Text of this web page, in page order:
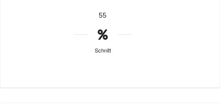
55
Schnitt